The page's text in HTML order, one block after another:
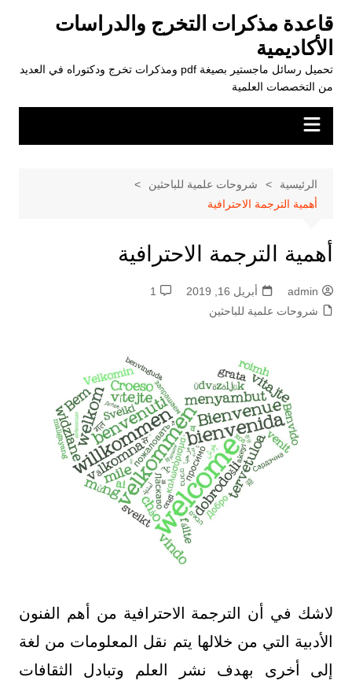
المحتوى
قاعدة مذكرات التخرج والدراسات
الأكاديمية
تحميل رسائل ماجستير بصيغة pdf ومذكرات تخرج ودكتوراه في العديد
من التخصصات العلمية
الرئيسية
شروحات علمية للباحثين
أهمية الترجمة الاحترافية
أهمية الترجمة الاحترافية
admin أبريل 16, 2019
1
شروحات علمية للباحثين
لاشك في أن الترجمة الاحترافية من أهم الفنون
الأدبية التي من خلالها يتم نقل المعلومات من لغة
إلى أخرى بهدف نشر العلم وتبادل الثقافات